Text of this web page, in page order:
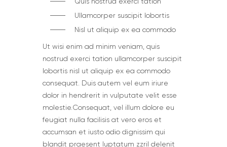
Ullamcorper suscipit lobortis
Nisl ut aliquip ex ea commodo
Ut wisi enim ad minim veniam, quis
nostrud exerci tation ullamcorper suscipit
lobortis nisl ut aliquip ex ea commodo
consequat. Duis autem vel eum iriure
dolor in hendrerit in vulputate velit esse
molestie.Сonsequat, vel illum dolore eu
feugiat nulla facilisis at vero eros et
accumsan et iusto odio dignissim qui
blandit praesent luptatum zzril delenit